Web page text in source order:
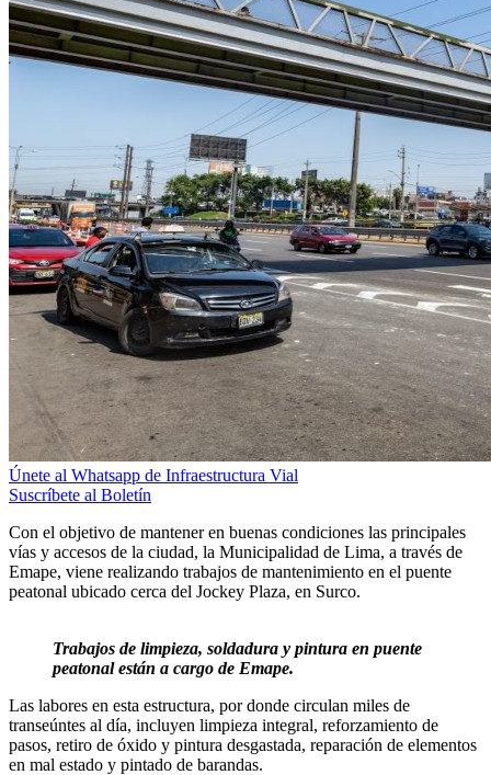
Únete al Whatsapp de Infraestructura Vial
Suscríbete al Boletín
Con el objetivo de mantener en buenas condiciones las principales
vías y accesos de la ciudad, la Municipalidad de Lima, a través de
Emape, viene realizando trabajos de mantenimiento en el puente
peatonal ubicado cerca del Jockey Plaza, en Surco.
Trabajos de limpieza, soldadura y pintura en puente
peatonal están a cargo de Emape.
Las labores en esta estructura, por donde circulan miles de
transeúntes al día, incluyen limpieza integral, reforzamiento de
pasos, retiro de óxido y pintura desgastada, reparación de elementos
en mal estado y pintado de barandas.